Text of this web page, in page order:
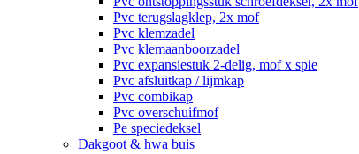
Pvc terugslagklep, 2x mof
Pvc klemzadel
Pvc klemaanboorzadel
Pvc expansiestuk 2-delig, mof x spie
Pvc afsluitkap / lijmkap
Pvc combikap
Pvc overschuifmof
Pe speciedeksel
Dakgoot & hwa buis